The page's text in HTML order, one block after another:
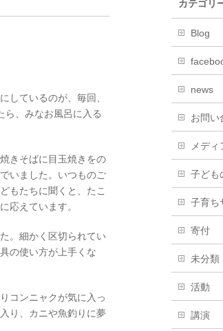
しているのが、毎回、
ら、みなお風呂に入る
きそばに目玉焼きをの
いました。いつものご
もたちに聞くと、たこ
応えています。
。細かく区切られてい
の使い方が上手くな
コンニャクが気に入っ
り、カニや魚釣りに夢
カテゴリ
Blog
news
お問い
メディ
子ども
子育ち
寄付
未分類
活動
講演